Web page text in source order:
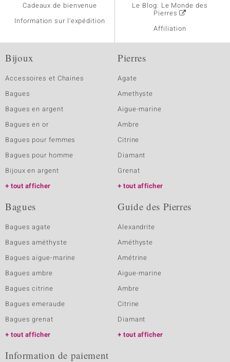
Cadeaux de bienvenue
Information sur l'expédition
Le Blog: Le Monde des
Pierres
Affiliation
Bijoux
Accessoires et Chaines
Bagues
Bagues en argent
Bagues en or
Bagues pour femmes
Bagues pour homme
Bijoux en argent
tout afficher
Pierres
Agate
Amethyste
Aigue-marine
Ambre
Citrine
Diamant
Grenat
tout afficher
Bagues
Bagues agate
Bagues améthyste
Bagues aigue-marine
Bagues ambre
Bagues citrine
Bagues emeraude
Bagues grenat
tout afficher
Guide des Pierres
Alexandrite
Améthyste
Amétrine
Aigue-marine
Ambre
Citrine
Diamant
tout afficher
Information de paiement